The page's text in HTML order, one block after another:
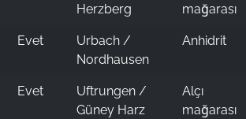
Herzberg
mağarası
Evet
Urbach /
Nordhausen
Anhidrit
Evet
Uftrungen /
Güney Harz
Alçı
mağarası